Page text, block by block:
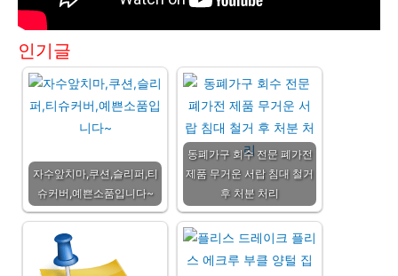
인기글
자수앞치마,쿠션,슬리퍼,티
슈커버,예쁜소품입니다~
동폐가구 회수 전문 폐가전
제품 무거운 서랍 침대 철거
후 처분 처리